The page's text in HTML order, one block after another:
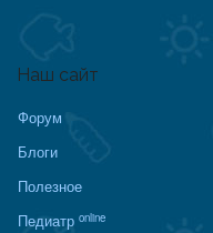
Наш сайт
Форум
Блоги
Полезное
Педиатр online